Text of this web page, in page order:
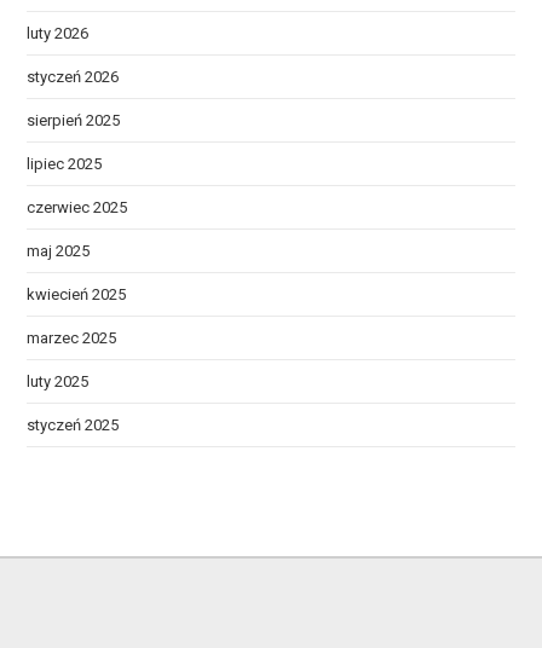
luty 2026
styczeń 2026
sierpień 2025
lipiec 2025
czerwiec 2025
maj 2025
kwiecień 2025
marzec 2025
luty 2025
styczeń 2025